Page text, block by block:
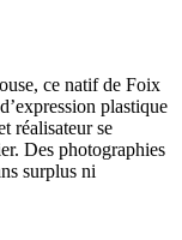
ce natif de Foix
plastique
réalisateur se
Des photographies
surplus ni